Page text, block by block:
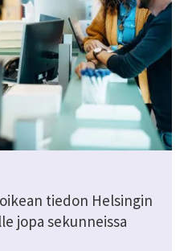
tiedon Helsingin
jopa sekunneissa